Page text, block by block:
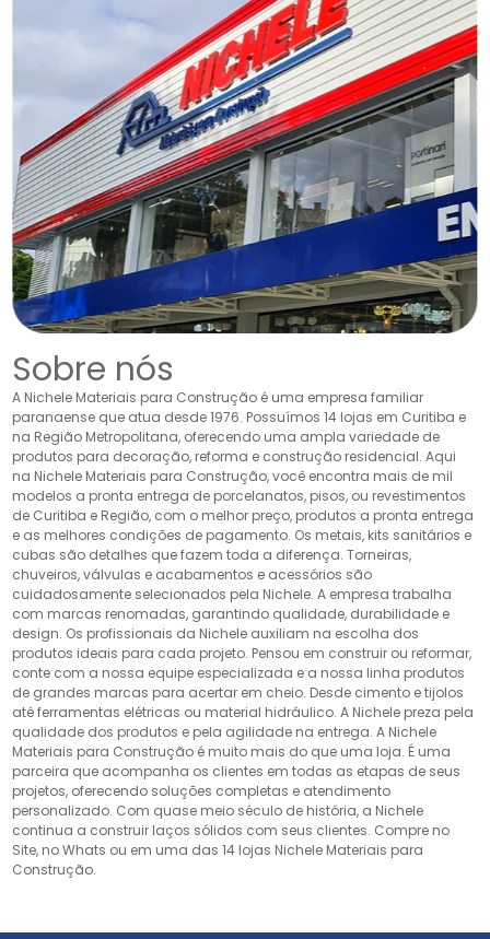
Sobre nós
A Nichele Materiais para Construção é uma empresa familiar
paranaense que atua desde 1976. Possuímos 14 lojas em Curitiba e
na Região Metropolitana, oferecendo uma ampla variedade de
produtos para decoração, reforma e construção residencial. Aqui
na Nichele Materiais para Construção, você encontra mais de mil
modelos a pronta entrega de porcelanatos, pisos, ou revestimentos
de Curitiba e Região, com o melhor preço, produtos a pronta entrega
e as melhores condições de pagamento. Os metais, kits sanitários e
cubas são detalhes que fazem toda a diferença. Torneiras,
chuveiros, válvulas e acabamentos e acessórios são
cuidadosamente selecionados pela Nichele. A empresa trabalha
com marcas renomadas, garantindo qualidade, durabilidade e
design. Os profissionais da Nichele auxiliam na escolha dos
produtos ideais para cada projeto. Pensou em construir ou reformar,
conte com a nossa equipe especializada e a nossa linha produtos
de grandes marcas para acertar em cheio. Desde cimento e tijolos
até ferramentas elétricas ou material hidráulico. A Nichele preza pela
qualidade dos produtos e pela agilidade na entrega. A Nichele
Materiais para Construção é muito mais do que uma loja. É uma
parceira que acompanha os clientes em todas as etapas de seus
projetos, oferecendo soluções completas e atendimento
personalizado. Com quase meio século de história, a Nichele
continua a construir laços sólidos com seus clientes. Compre no
Site, no Whats ou em uma das 14 lojas Nichele Materiais para
Construção.